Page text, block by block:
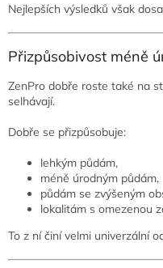
Nejlepších výsledků však
Přizpůsobivost méně
ZenPro dobře roste také na
selhávají.
Dobře se přizpůsobuje:
lehkým půdám,
méně úrodným půdám,
půdám se zvýšeným
lokalitám s omezenou
To z ní činí velmi univerzální